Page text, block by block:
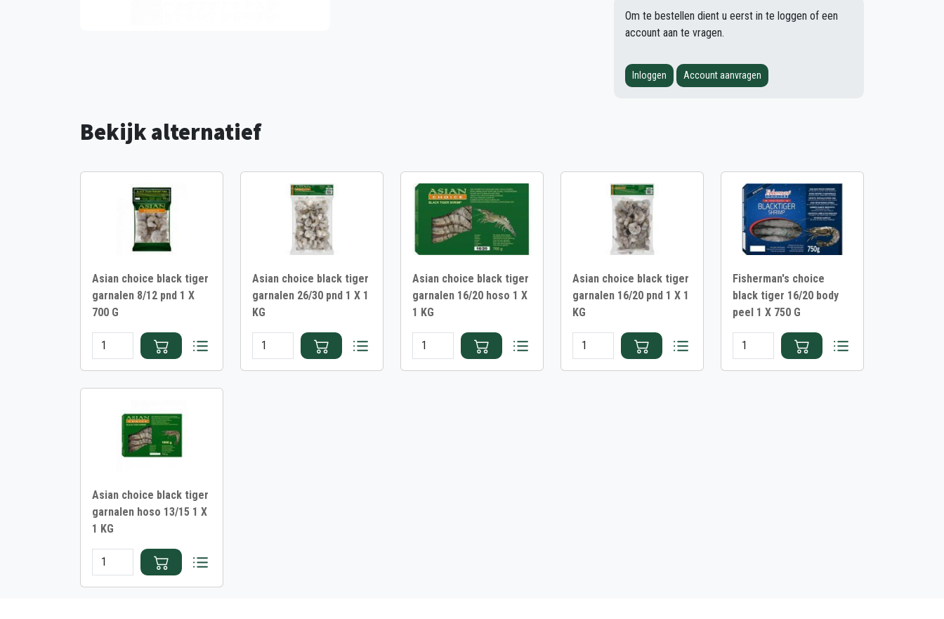
Om te bestellen dient u eerst in te loggen of een
account aan te vragen.
Inloggen Account aanvragen
Bekijk alternatief
Asian choice black tiger
garnalen 8/12 pnd 1 X
700 G
Asian choice black tiger
garnalen 26/30 pnd 1 X 1
KG
Asian choice black tiger
garnalen 16/20 hoso 1 X
1 KG
Asian choice black tiger
garnalen 16/20 pnd 1 X 1
KG
Fisherman's choice
black tiger 16/20 body
peel 1 X 750 G
Asian choice black tiger
garnalen hoso 13/15 1 X
1 KG